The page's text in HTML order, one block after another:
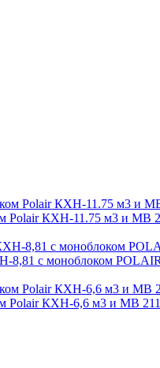
Polair КХН-11.75 м3 и МВ
8,81 с моноблоком
Polair КХН-6,6 м3 и МB